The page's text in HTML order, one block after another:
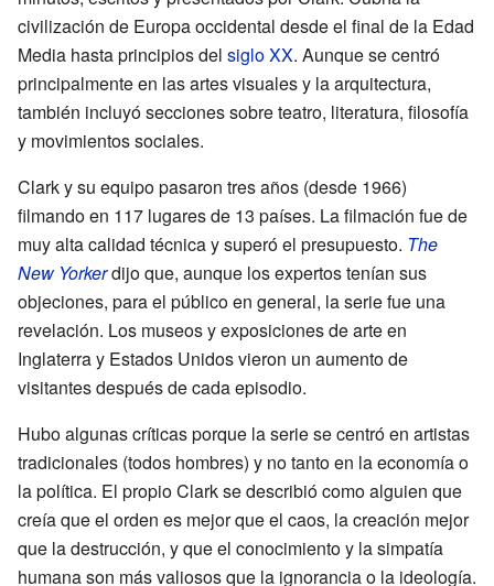
civilización de Europa occidental desde el final de la Edad
Media hasta principios del siglo XX. Aunque se centró
principalmente en las artes visuales y la arquitectura,
también incluyó secciones sobre teatro, literatura, filosofía
y movimientos sociales.
Clark y su equipo pasaron tres años (desde 1966)
filmando en 117 lugares de 13 países. La filmación fue de
muy alta calidad técnica y superó el presupuesto. The
New Yorkerdijo que, aunque los expertos tenían sus
objeciones, para el público en general, la serie fue una
revelación. Los museos y exposiciones de arte en
Inglaterra y Estados Unidos vieron un aumento de
visitantes después de cada episodio.
Hubo algunas críticas porque la serie se centró en artistas
tradicionales (todos hombres) y no tanto en la economía o
la política. El propio Clark se describió como alguien que
creía que el orden es mejor que el caos, la creación mejor
que la destrucción, y que el conocimiento y la simpatía
humana son más valiosos que la ignorancia o la ideología.